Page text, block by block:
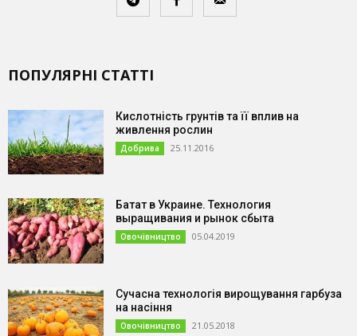
ПОПУЛЯРНІ СТАТТІ
Кислотність грунтів та її вплив на
живлення рослин
Добрива 25.11.2016
Батат в Украине. Технология
выращивания и рынок сбыта
Овочівництво 05.04.2019
Сучасна технологія вирощування гарбуза
на насіння
Овочівництво 21.05.2018